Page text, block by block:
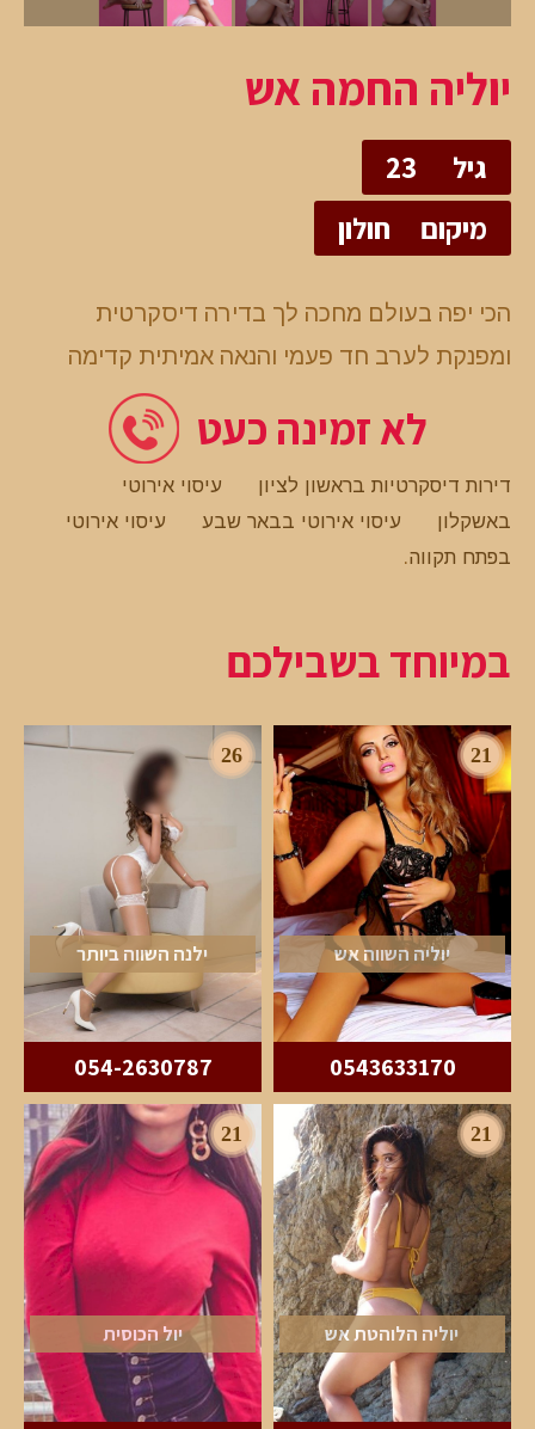
יוליה החמה אש
גיל
23
מיקום
חולון
הכי יפה בעולם מחכה לך בדירה דיסקרטית
ומפנקת לערב חד פעמי והנאה אמיתית קדימה
לא זמינה כעט
דירות דיסקרטיות בראשון לציון
עיסוי אירוטי
באשקלון
עיסוי אירוטי בבאר שבע
עיסוי אירוטי
בפתח תקווה.
במיוחד בשבילכם
21
יוליה השווה אש
0543633170
26
ילנה השווה ביותר
054-2630787
21
יוליה הלוהטת אש
21
יול הכוסית